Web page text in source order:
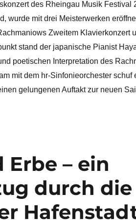
des Rheingau Musik Festival
wurde mit drei Meisterwerken
Zweitem Klavierkonzert
stand der japanische Pianist
poetischen Interpretation des
mit dem hr-Sinfonieorchester
gelungenen Auftakt zur neuen
Erbe – ein
durch die